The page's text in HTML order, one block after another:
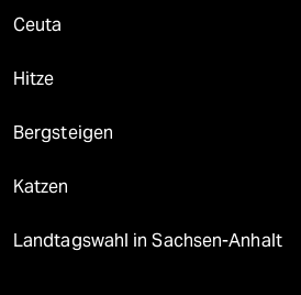
Ceuta
Hitze
Bergsteigen
Katzen
Landtagswahl in Sachsen-Anhalt